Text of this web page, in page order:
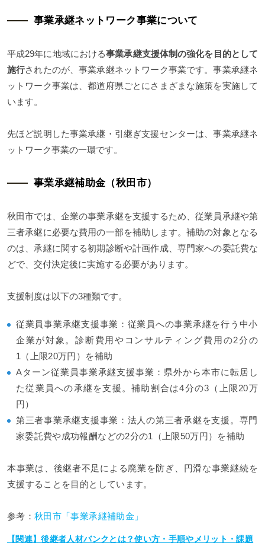
事業承継ネットワーク事業について
平成29年に地域における事業承継支援体制の強化を目的として
施行されたのが、事業承継ネットワーク事業です。事業承継ネ
ットワーク事業は、都道府県ごとにさまざまな施策を実施して
います。
先ほど説明した事業承継・引継ぎ支援センターは、事業承継ネ
ットワーク事業の一環です。
事業承継補助金（秋田市）
秋田市では、企業の事業承継を支援するため、従業員承継や第
三者承継に必要な費用の一部を補助します。補助の対象となる
のは、承継に関する初期診断や計画作成、専門家への委託費な
どで、交付決定後に実施する必要があります。
支援制度は以下の3種類です。
従業員事業承継支援事業：従業員への事業承継を行う中小
企業が対象。診断費用やコンサルティング費用の2分の
1（上限20万円）を補助
Aターン従業員事業承継支援事業：県外から本市に転居し
た従業員への承継を支援。補助割合は4分の3（上限20万
円）
第三者事業承継支援事業：法人の第三者承継を支援。専門
家委託費や成功報酬などの2分の1（上限50万円）を補助
本事業は、後継者不足による廃業を防ぎ、円滑な事業継続を
支援することを目的としています。
参考：秋田市「事業承継補助金」
【関連】後継者人材バンクとは？使い方・手順やメリット・課題